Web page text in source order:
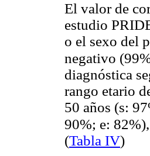
El valor de
estudio
o el sexo del
negativo
diagnóstica
rango etario
50 años (s:
90%; e:
(Tabla IV)